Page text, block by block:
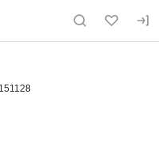
fishretail.ru
компании